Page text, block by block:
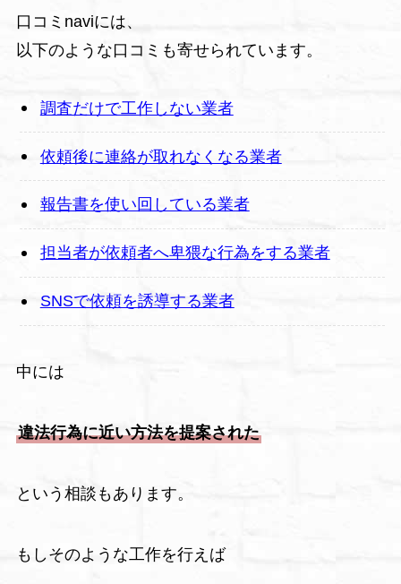
口コミnaviには、
以下のような口コミも寄せられています。
調査だけで工作しない業者
依頼後に連絡が取れなくなる業者
報告書を使い回している業者
担当者が依頼者へ卑猥な行為をする業者
SNSで依頼を誘導する業者
中には
違法行為に近い方法を提案された
という相談もあります。
もしそのような工作を行えば